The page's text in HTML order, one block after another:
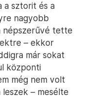
a sztorit és a
nagyobb
népszerűvé tette
– ekkor
már sokat
központi
még nem volt
– mesélte